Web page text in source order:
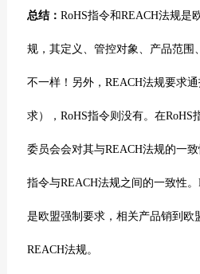
总结： RoHS指令和REACH法规是
规，其定义、管控对象、产品范围
不一样！另外，REACH法规要求
求），RoHS指令则没有。在
委员会会对其与REACH法规的一
指令与REACH法规之间的一致性
是欧盟强制要求，相关产品销到欧
REACH法规。